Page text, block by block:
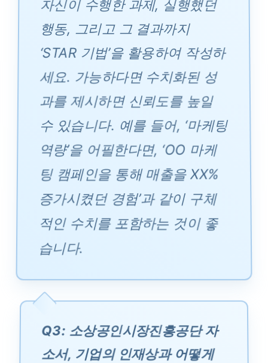
자신이 수행한 과제, 실행했던
행동, 그리고 그 결과까지
‘STAR 기법’을 활용하여 작성하
세요. 가능하다면 수치화된 성
과를 제시하면 신뢰도를 높일
수 있습니다. 예를 들어, ‘마케팅
역량’을 어필한다면, ‘OO 마케
팅 캠페인을 통해 매출을 XX%
증가시켰던 경험’과 같이 구체
적인 수치를 포함하는 것이 좋
습니다.
Q3: 소상공인시장진흥공단 자
소서, 기업의 인재상과 어떻게